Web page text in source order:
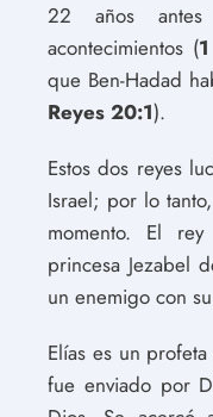
22 años
acontecimientos (
que Ben-Hadad
Reyes 20:1).
Estos dos reyes
Israel; por lo
momento. El
princesa Jezabel
un enemigo con
Elías es un
fue enviado por